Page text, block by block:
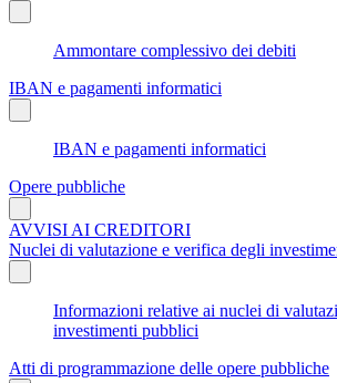
Ammontare complessivo dei debiti
IBAN e pagamenti informatici
IBAN e pagamenti informatici
Opere pubbliche
AVVISI AI CREDITORI
Nuclei di valutazione e verifica degli
Informazioni relative ai nuclei di
investimenti pubblici
Atti di programmazione delle opere pubbliche